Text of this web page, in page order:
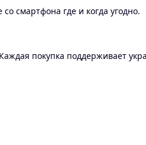
смартфона где и когда угодно.
покупка поддерживает